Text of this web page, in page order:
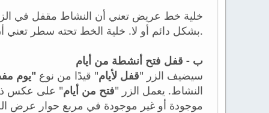
خلية خط عريض تعني أن النشاط مقفل في
بشكل دائم أو لا. خلية الخط تحته سطر تعني أن النشاط له قيد يوم مفضل (بأي وزن).
ب - قفل فتح أنشطة من أيام
سيضيف الزر "قفل لأيام" قيدًا من نوع "يوم
النشاط. يعمل الزر "فتح من أيام" على عكس
موجودة أو غير موجودة في مربع حوار عرض